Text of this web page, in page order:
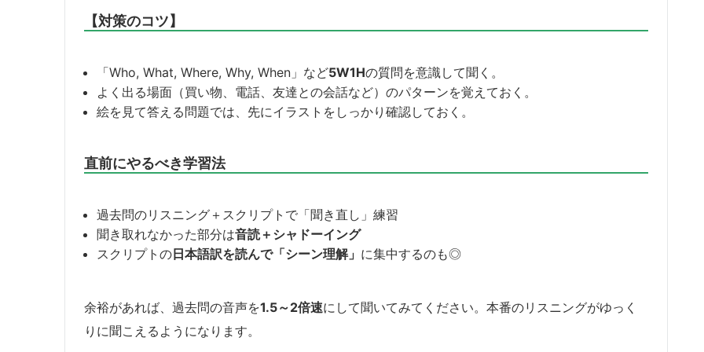
【対策のコツ】
「Who, What, Where, Why, When」など5W1Hの質問を意識して聞く。
よく出る場面（買い物、電話、友達との会話など）のパターンを覚えておく。
絵を見て答える問題では、先にイラストをしっかり確認しておく。
直前にやるべき学習法
過去問のリスニング＋スクリプトで「聞き直し」練習
聞き取れなかった部分は音読＋シャドーイング
スクリプトの日本語訳を読んで「シーン理解」 に集中するのも◎
余裕があれば、過去問の音声を1.5～2倍速にして聞いてみてください。本番のリスニングがゆっく
りに聞こえるようになります。